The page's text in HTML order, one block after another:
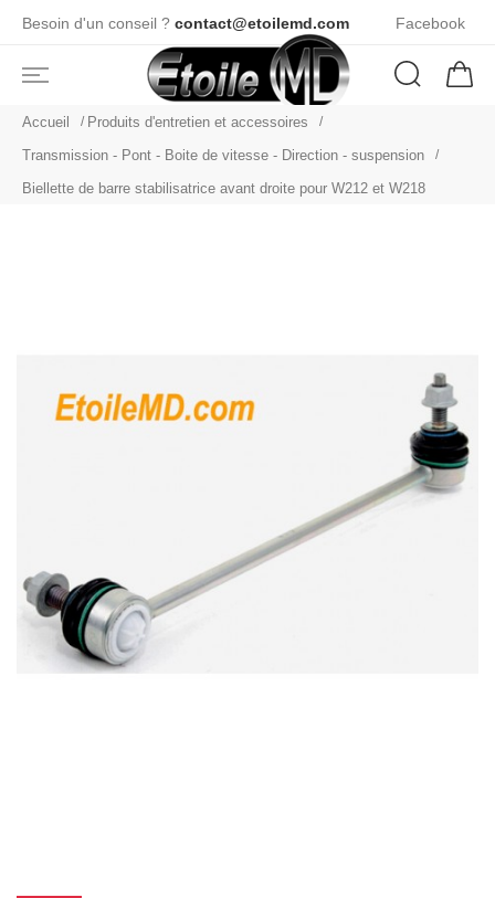
Besoin d'un conseil ? contact@etoilemd.com Facebook
Accueil
Produits d'entretien et accessoires
Transmission - Pont - Boite de vitesse - Direction - suspension
Biellette de barre stabilisatrice avant droite pour W212 et W218